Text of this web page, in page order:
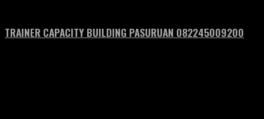
TRAINER CAPACITY BUILDING PASURUAN 082245009200